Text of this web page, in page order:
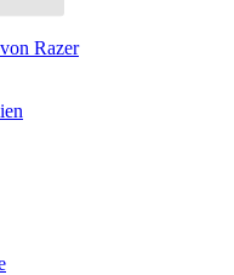
Razer